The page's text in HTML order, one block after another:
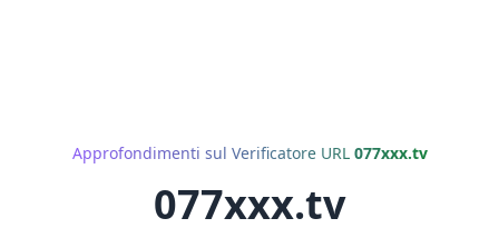
Approfondimenti sul Verificatore URL 077xxx.tv
077xxx.tv